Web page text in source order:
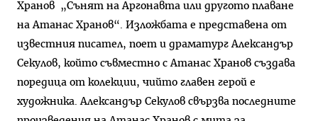
Хранов „Сънят на Аргонавта или другото плаване
на Атанас Хранов“. Изложбата е представена от
известния писател, поет и драматург Александър
Секулов, който съвместно с Атанас Хранов създава
поредица от колекции, чийто главен герой е
художника. Александър Секулов свързва последните